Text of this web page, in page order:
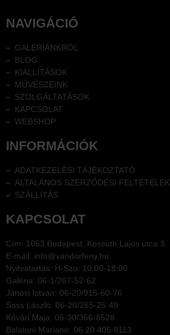
NAVIGÁCIÓ
GALÉRIÁNKRÓL
BLOG
KIÁLLÍTÁSOK
MŰVÉSZEINK
SZOLGÁLTATÁSOK
KAPCSOLAT
WEBSHOP
INFORMÁCIÓK
ADATKEZELÉSI TÁJÉKOZTATÓ
ÁLTALÁNOS SZERZŐDÉSI FELTÉTELEK
SZÁLLÍTÁS
KAPCSOLAT
Cím: 1053 Budapest, Kossuth Lajos utca 3.
E-mail: info@vandorfeny.hu
Nyitvatartás: H-Szo: 10:00-18:00
Galéria: 06-1/267-52-62
Jánosi István: 06-20/915-60-76
Sass László: 06-20/265-25-49
Kővári Maja: 06-30/366-8528
Balatoni Mariann: 06 20 405 8113